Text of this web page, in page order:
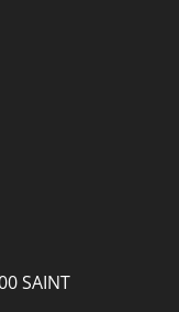
SAINT